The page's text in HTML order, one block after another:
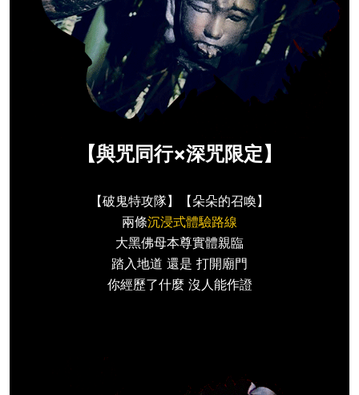
【與咒同行×深咒限定】
【破鬼特攻隊】【朵朵的召喚】
兩條沉浸式體驗路線
大黑佛母本尊實體親臨
踏入地道 還是 打開廟門
你經歷了什麼 沒人能作證